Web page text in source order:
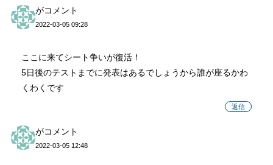
がコメント
2022-03-05 09:28
ここに来てシート争いが復活！
5日後のテストまでに発表はあるでしょうから誰が座るかわ
くわくです
返信
がコメント
2022-03-05 12:48